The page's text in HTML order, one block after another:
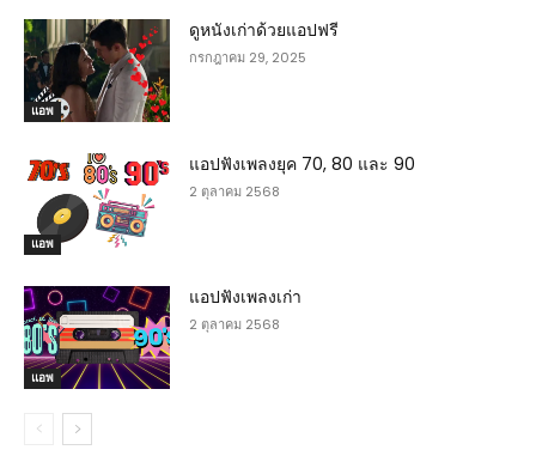
แอพ
ดูหนังเก่าด้วยแอปฟรี
กรกฎาคม 29, 2025
แอพ
แอปฟังเพลงยุค 70, 80 และ 90
2 ตุลาคม 2568
แอพ
แอปฟังเพลงเก่า
2 ตุลาคม 2568